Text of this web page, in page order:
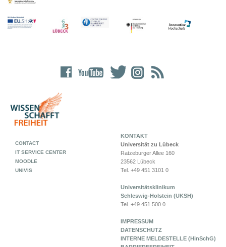
KONTAKT
Universität zu Lübeck
Ratzeburger Allee 160
23562 Lübeck
Tel. +49 451 3101 0
Universitätsklinikum
Schleswig-Holstein (UKSH)
Tel. +49 451 500 0
IMPRESSUM
DATENSCHUTZ
INTERNE MELDESTELLE (HinSchG)
CONTACT
IT SERVICE CENTER
MOODLE
UNIVIS